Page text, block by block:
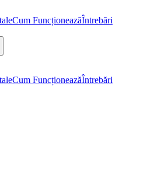
Cum FuncționeazăÎntrebări
Cum FuncționeazăÎntrebări